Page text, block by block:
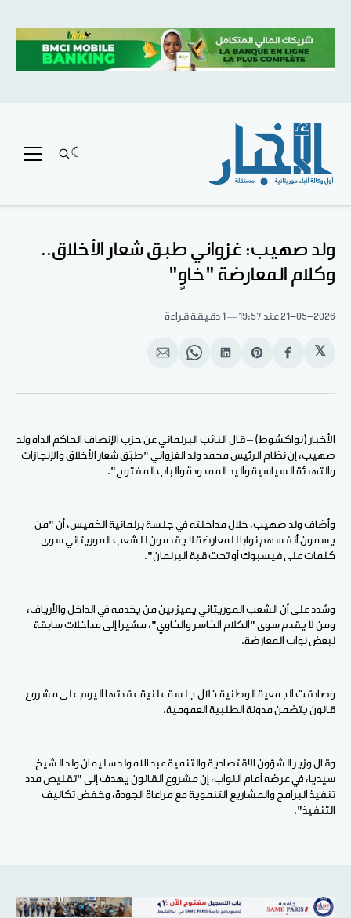
ولد صهيب: غزواني طبق شعار الأخلاق..
وكلام المعارضة "خاوٍ"
21-05-2026عند 19:57 1 دقيقة قراءة
𝕏
انشر
الفيسبوك
Share
Pinterest
انشر
لينكد
Share
WhatsApp
انشر
الإيميل
الأخبار (نواكشوط) – قال النائب البرلماني عن حزب الإنصاف الحاكم الداه ولد
صهيب، إن نظام الرئيس محمد ولد الغزواني "طبّق شعار الأخلاق والإنجازات
والتهدئة السياسية واليد الممدودة والباب المفتوح".
وأضاف ولد صهيب، خلال مداخلته في جلسة برلمانية الخميس، أن "من
يسمون أنفسهم نوابا للمعارضة لا يقدمون للشعب الموريتاني سوى
كلمات على فيسبوك أو تحت قبة البرلمان".
وشدد على أن الشعب الموريتاني يميز بين من يخدمه في الداخل والأرياف،
ومن لا يقدم سوى "الكلام الخاسر والخاوي"، مشيرا إلى مداخلات سابقة
لبعض نواب المعارضة.
وصادقت الجمعية الوطنية خلال جلسة علنية عقدتها اليوم على مشروع
قانون يتضمن مدونة الطلبية العمومية.
وقال وزير الشؤون الاقتصادية والتنمية عبد الله ولد سليمان ولد الشيخ
سيديا، في عرضه أمام النواب، إن مشروع القانون يهدف إلى "تقليص مدد
تنفيذ البرامج والمشاريع التنموية مع مراعاة الجودة، وخفض تكاليف
التنفيذ".